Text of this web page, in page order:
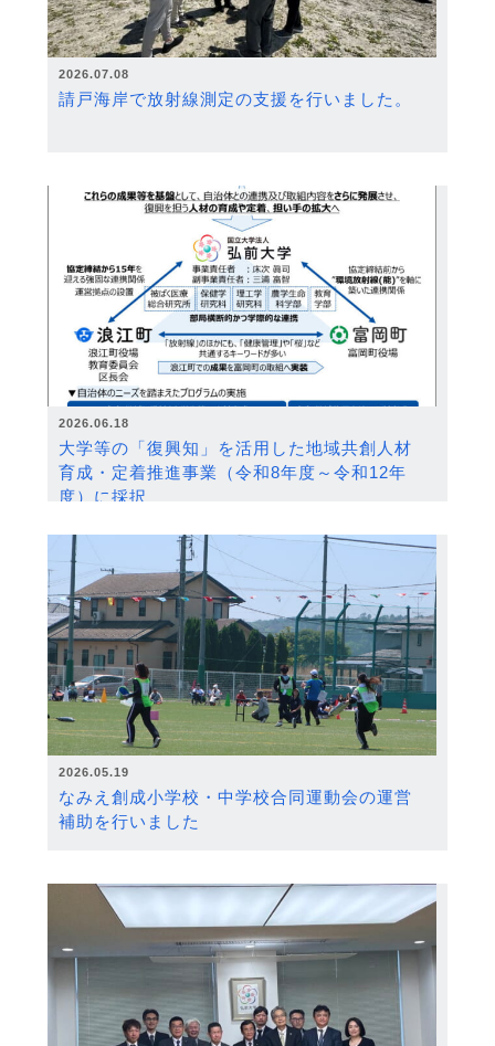
2026.07.08
請戸海岸で放射線測定の支援を行いました。
2026.06.18
大学等の「復興知」を活用した地域共創人材
育成・定着推進事業（令和8年度～令和12年
度）に採択
2026.05.19
なみえ創成小学校・中学校合同運動会の運営
補助を行いました